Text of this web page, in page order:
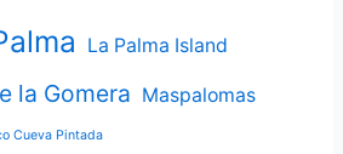
La Palma Island
la Gomera Maspalomas
Cueva Pintada